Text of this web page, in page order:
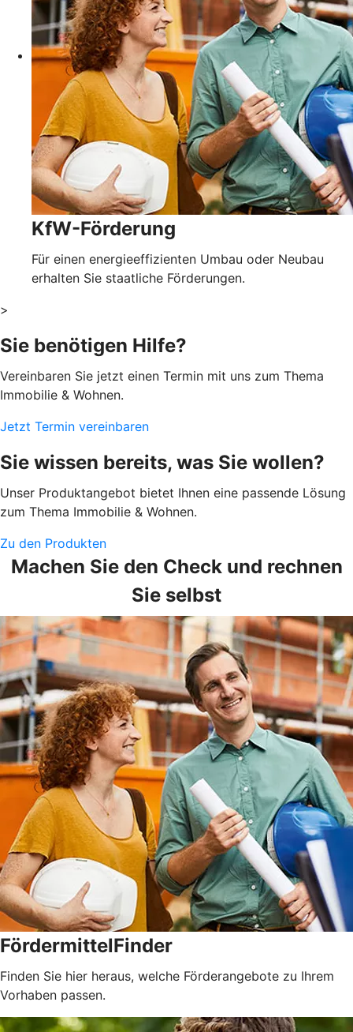
KfW-Förderung
Für einen energieeffizienten Umbau oder Neubau
erhalten Sie staatliche Förderungen.
>
Sie benötigen Hilfe?
Vereinbaren Sie jetzt einen Termin mit uns zum Thema
Immobilie & Wohnen.
Jetzt Termin vereinbaren
Sie wissen bereits, was Sie wollen?
Unser Produktangebot bietet Ihnen eine passende Lösung
zum Thema Immobilie & Wohnen.
Zu den Produkten
Machen Sie den Check und rechnen
Sie selbst
FördermittelFinder
Finden Sie hier heraus, welche Förderangebote zu Ihrem
Vorhaben passen.